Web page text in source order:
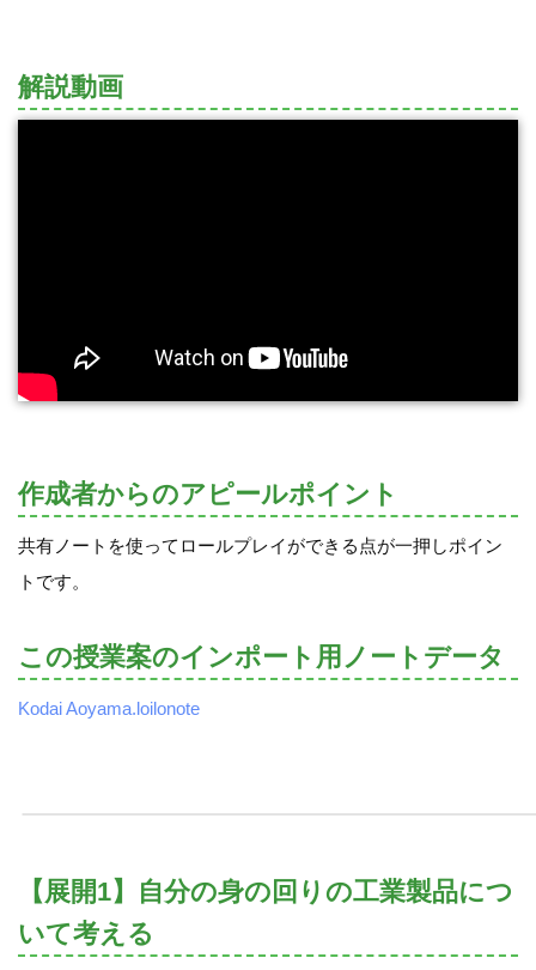
解説動画
作成者からのアピールポイント
共有ノートを使ってロールプレイができる点が一押しポイン
トです。
この授業案のインポート用ノートデータ
Kodai Aoyama.loilonote
【展開1】自分の身の回りの工業製品につ
いて考える